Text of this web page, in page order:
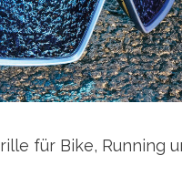
für Bike, Running